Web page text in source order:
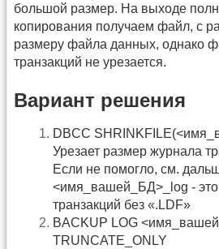
большой размер. На выходе
копирования получаем файл, с
размеру файла данных, однако
транзакций не урезается.
Вариант решения
DBCC
Урезает размер журнала
Если не помогло, см.
<имя_вашей_БД>_log -
транзакций без «.LDF»
BACKUP LOG
TRUNCATE_ONLY